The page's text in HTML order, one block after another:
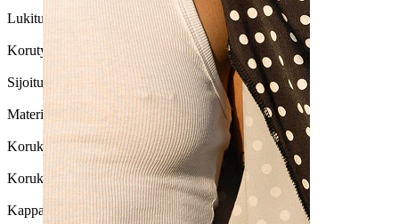
Lukitustyyppi: Muu
Korutyyppi: Rengas, Avoin rengas, Huggy
Sijoitus: Korvalehti
Materiaali: Titaani
Korukiven väri: Läpinäkyvä
Korukiven tyyppi: Kuutiollinen zirkonia
Kappalemäärä: 1